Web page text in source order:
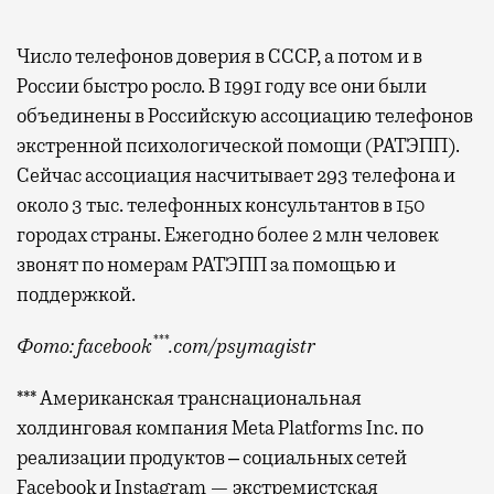
Число телефонов доверия в СССР, а потом и в
России быстро росло. В 1991 году все они были
объединены в Российскую ассоциацию телефонов
экстренной психологической помощи (РАТЭПП).
Сейчас ассоциация насчитывает 293 телефона и
около 3 тыс. телефонных консультантов в 150
городах страны. Ежегодно более 2 млн человек
звонят по номерам РАТЭПП за помощью и
поддержкой.
Фото: facebook***.com/psymagistr
*** Американская транснациональная
холдинговая компания Meta Platforms Inc. по
реализации продуктов ‒ социальных сетей
Facebook и Instagram — экстремистская